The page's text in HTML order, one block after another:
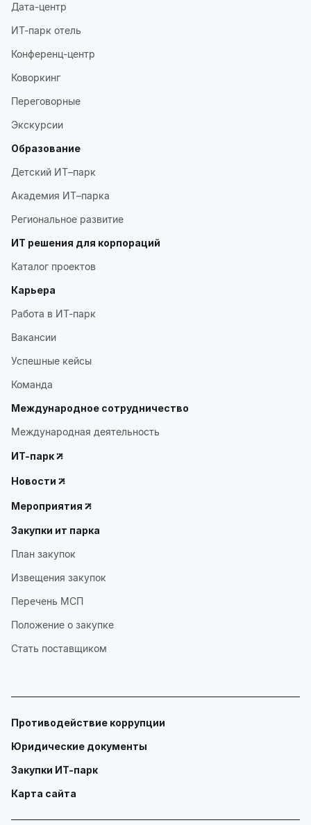
Дата-центр
ИТ-парк отель
Конференц-центр
Коворкинг
Переговорные
Экскурсии
Образование
Детский ИТ–парк
Академия ИТ–парка
Региональное развитие
ИТ решения для корпораций
Каталог проектов
Карьера
Работа в ИТ-парк
Вакансии
Успешные кейсы
Команда
Международное сотрудничество
Международная деятельность
ИТ-парк
Новости
Мероприятия
Закупки ит парка
План закупок
Извещения закупок
Перечень МСП
Положение о закупке
Стать поставщиком
Противодействие коррупции
Юридические документы
Закупки ИТ-парк
Карта сайта